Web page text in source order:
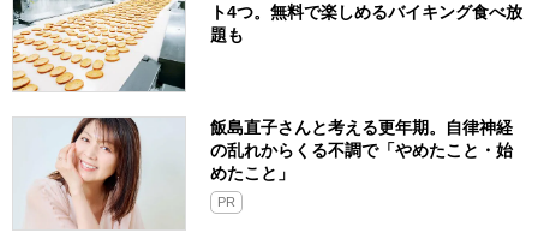
ト4つ。無料で楽しめるバイキング食べ放
題も
飯島直子さんと考える更年期。自律神経
の乱れからくる不調で「やめたこと・始
めたこと」
PR